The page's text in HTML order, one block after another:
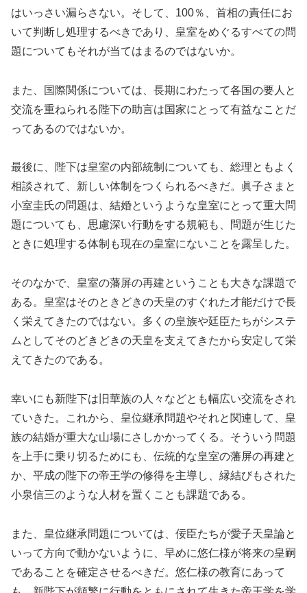
はいっさい漏らさない。そして、100％、首相の責任にお
いて判断し処理するべきであり、皇室をめぐるすべての問
題についてもそれが当てはまるのではないか。
また、国際関係については、長期にわたって各国の要人と
交流を重ねられる陛下の助言は国家にとって有益なことだ
ってあるのではないか。
最後に、陛下は皇室の内部統制についても、総理ともよく
相談されて、新しい体制をつくられるべきだ。眞子さまと
小室圭氏の問題は、結婚というような皇室にとって重大問
題についても、思慮深い行動をする規範も、問題が生じた
ときに処理する体制も現在の皇室にないことを露呈した。
そのなかで、皇室の藩屏の再建ということも大きな課題で
ある。皇室はそのときどきの天皇のすぐれた才能だけで長
く栄えてきたのではない。多くの皇族や廷臣たちがシステ
ムとしてそのどきどきの天皇を支えてきたから安定して栄
えてきたのである。
幸いにも新陛下は旧華族の人々などとも幅広い交流をされ
ていきた。これから、皇位継承問題やそれと関連して、皇
族の結婚が重大な山場にさしかかってくる。そういう問題
を上手に乗り切るためにも、伝統的な皇室の藩屏の再建と
か、平成の陛下の帝王学の修得を主導し、縁結びもされた
小泉信三のような人材を置くことも課題である。
また、皇位継承問題については、佞臣たちが愛子天皇論と
いって方向で動かないように、早めに悠仁様が将来の皇嗣
であることを確定させるべきだ。悠仁様の教育にあって